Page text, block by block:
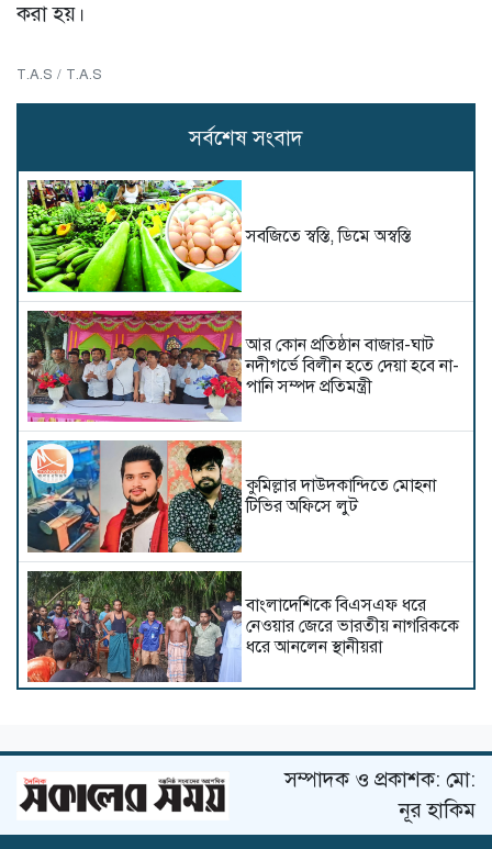
করা হয়।
T.A.S / T.A.S
সর্বশেষ সংবাদ
সবজিতে স্বস্তি, ডিমে অস্বস্তি
আর কোন প্রতিষ্ঠান বাজার-ঘাট
নদীগর্ভে বিলীন হতে দেয়া হবে না-
পানি সম্পদ প্রতিমন্ত্রী
কুমিল্লার দাউদকান্দিতে মোহনা
টিভির অফিসে লুট
বাংলাদেশিকে বিএসএফ ধরে
নেওয়ার জেরে ভারতীয় নাগরিককে
ধরে আনলেন স্থানীয়রা
বাঁধাকে কেন্দ্র করে সংঘর্ষ: আহত ৫
সম্পাদক ও প্রকাশক: মো:
নূর হাকিম